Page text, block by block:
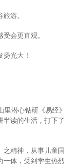
游。
会更直观。
光大！
潜心钻研《易经》
半读的生活，打下了
之精神，从事儿童国
一体，受到学生热烈